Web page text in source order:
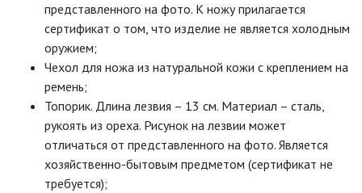
представленного на фото. К ножу прилагается
сертификат о том, что изделие не является холодным
оружием;
Чехол для ножа из натуральной кожи с креплением на
ремень;
Топорик. Длина лезвия – 13 см. Материал – сталь,
рукоять из ореха. Рисунок на лезвии может
отличаться от представленного на фото. Является
хозяйственно-бытовым предметом (сертификат не
требуется);